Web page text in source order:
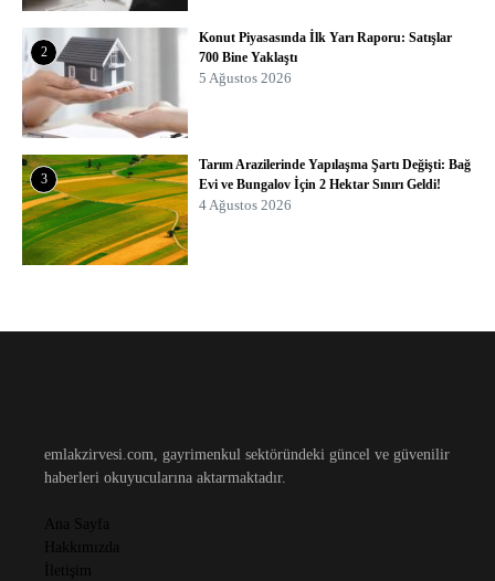
2
Konut Piyasasında İlk Yarı Raporu: Satışlar
700 Bine Yaklaştı
5 Ağustos 2026
3
Tarım Arazilerinde Yapılaşma Şartı Değişti: Bağ
Evi ve Bungalov İçin 2 Hektar Sınırı Geldi!
4 Ağustos 2026
emlakzirvesi.com, gayrimenkul sektöründeki güncel ve güvenilir
haberleri okuyucularına aktarmaktadır.
Ana Sayfa
Hakkımızda
İletişim